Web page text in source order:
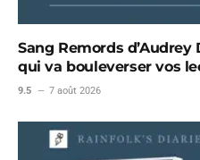
Sang Remords
qui va bouleverser vos
9.5 7 août 2026